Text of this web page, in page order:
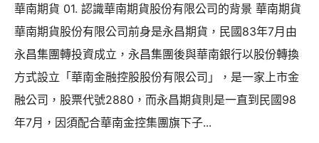
華南期貨 01. 認識華南期貨股份有限公司的背景 華南期貨
華南期貨股份有限公司前身是永昌期貨，民國83年7月由
永昌集團轉投資成立，永昌集團後與華南銀行以股份轉換
方式設立「華南金融控股股份有限公司」，是一家上市金
融公司，股票代號2880，而永昌期貨則是一直到民國98
年7月，因須配合華南金控集團旗下子...